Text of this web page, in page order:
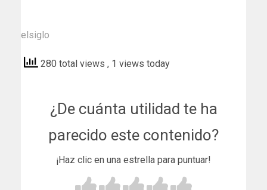
elsiglo
280 total views , 1 views today
¿De cuánta utilidad te ha
parecido este contenido?
¡Haz clic en una estrella para puntuar!